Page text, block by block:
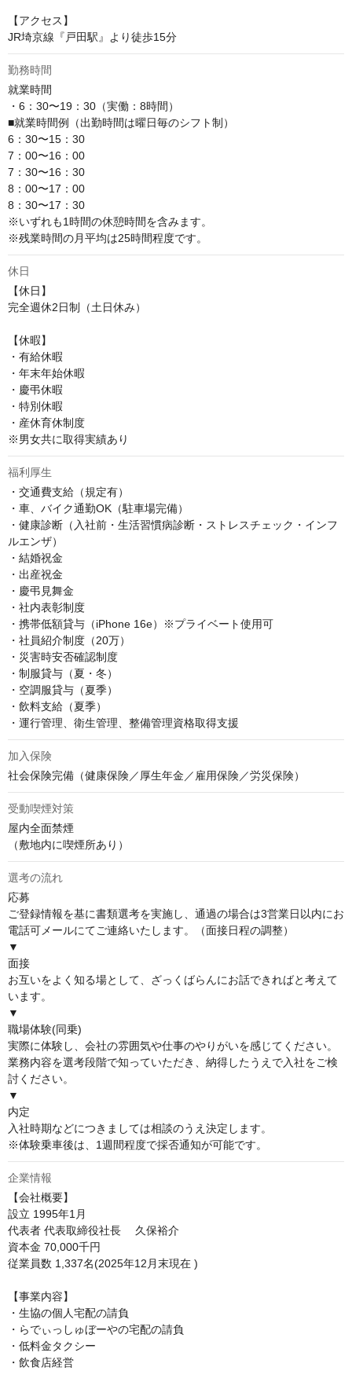
【アクセス】
JR埼京線『戸田駅』より徒歩15分
勤務時間
就業時間
・6：30〜19：30（実働：8時間）
■就業時間例（出勤時間は曜日毎のシフト制）
6：30〜15：30
7：00〜16：00
7：30〜16：30
8：00〜17：00
8：30〜17：30
※いずれも1時間の休憩時間を含みます。
※残業時間の月平均は25時間程度です。
休日
【休日】
完全週休2日制（土日休み）
【休暇】
・有給休暇
・年末年始休暇
・慶弔休暇
・特別休暇
・産休育休制度
※男女共に取得実績あり
福利厚生
・交通費支給（規定有）
・車、バイク通勤OK（駐車場完備）
・健康診断（入社前・生活習慣病診断・ストレスチェック・インフ
ルエンザ）
・結婚祝金
・出産祝金
・慶弔見舞金
・社内表彰制度
・携帯低額貸与（iPhone 16e）※プライベート使用可
・社員紹介制度（20万）
・災害時安否確認制度
・制服貸与（夏・冬）
・空調服貸与（夏季）
・飲料支給（夏季）
・運行管理、衛生管理、整備管理資格取得支援
加入保険
社会保険完備（健康保険／厚生年金／雇用保険／労災保険）
受動喫煙対策
屋内全面禁煙
（敷地内に喫煙所あり）
選考の流れ
応募
ご登録情報を基に書類選考を実施し、通過の場合は3営業日以内にお
電話可メールにてご連絡いたします。（面接日程の調整）
▼
面接
お互いをよく知る場として、ざっくばらんにお話できればと考えて
います。
▼
職場体験(同乗)
実際に体験し、会社の雰囲気や仕事のやりがいを感じてください。
業務内容を選考段階で知っていただき、納得したうえで入社をご検
討ください。
▼
内定
入社時期などにつきましては相談のうえ決定します。
※体験乗車後は、1週間程度で採否通知が可能です。
企業情報
【会社概要】
設立 1995年1月
代表者 代表取締役社長 　久保裕介
資本金 70,000千円
従業員数 1,337名(2025年12月末現在 )
【事業内容】
・生協の個人宅配の請負
・らでぃっしゅぼーやの宅配の請負
・低料金タクシー
・飲食店経営